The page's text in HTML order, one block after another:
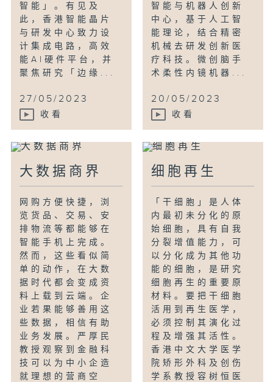
智能」。有见及
此，香港智能晶片
与研发中心致力设
计集成电路，高效
能AI硬件平台，并
聚焦研究「边缘...
27/05/2023
收看
智能与机器人创新
中心，基于人工智
能理论，结合精密
机械去研发创新医
疗科技。微创脑手
术柔性内镜机器...
20/05/2023
收看
大数据商界
网购方便快捷，浏
览货品、交易、安
排物流等都能够在
智能手机上完成。
然而，这些看似简
单的动作，在大数
据时代都会变成资
料上载到云端。企
业若果能够善用这
些数据，相信有助
业务发展。严厚民
教授观察到金融科
技可以为中小企造
就理想的营商空
细胞再生
「干细胞」是人体
内最初未分化的原
始细胞，具有自我
分裂增值能力，可
以分化成为其他功
能的细胞，是研究
细胞再生的重要原
材料。要把干细胞
活用到再生医学，
必须控制其演化过
程及增强其活性。
香港中文大学医学
院矫形外科及创伤
学系教授容树恒医